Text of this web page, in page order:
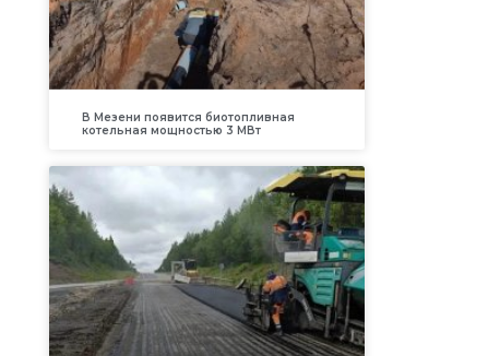
В Мезени появится биотопливная
котельная мощностью 3 МВт